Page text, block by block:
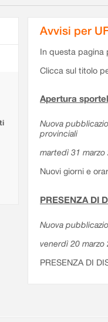
Avvisi per
In questa pagina
Clicca sul titolo
Apertura
Nuova
provinciali
martedì 31 marzo
Nuovi giorni e
PRESENZA DI
Nuova
venerdì 20 marzo
PRESENZA DI